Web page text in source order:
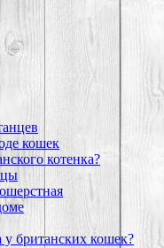
кошек
котенка?
у британских кошек?